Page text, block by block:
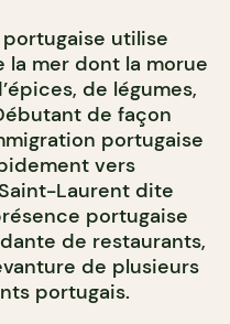
utilise
mer dont la morue
de légumes,
de façon
portugaise
vers
Laurent dite
portugaise
de restaurants,
de plusieurs
portugais.